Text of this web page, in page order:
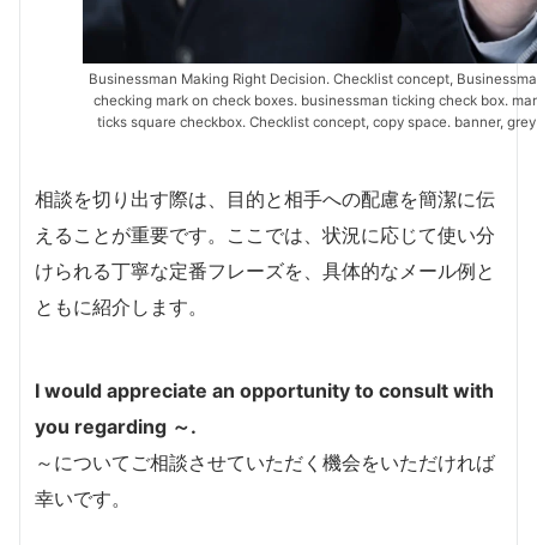
Businessman Making Right Decision. Checklist concept,
checking mark on check boxes. businessman ticking check box.
ticks square checkbox. Checklist concept, copy space. banner, grey
相談を切り出す際は、目的と相手への配慮を簡潔に伝
えることが重要です。ここでは、状況に応じて使い分
けられる丁寧な定番フレーズを、具体的なメール例と
ともに紹介します。
I would appreciate an opportunity to consult with
you regarding ～.
～についてご相談させていただく機会をいただければ
幸いです。